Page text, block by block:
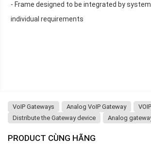
- Frame designed to be integrated by
individual requirements
VoIP Gateways Analog VoIP Gateway
Distribute the Gateway device
Analog
PRODUCT CÙNG HÃNG